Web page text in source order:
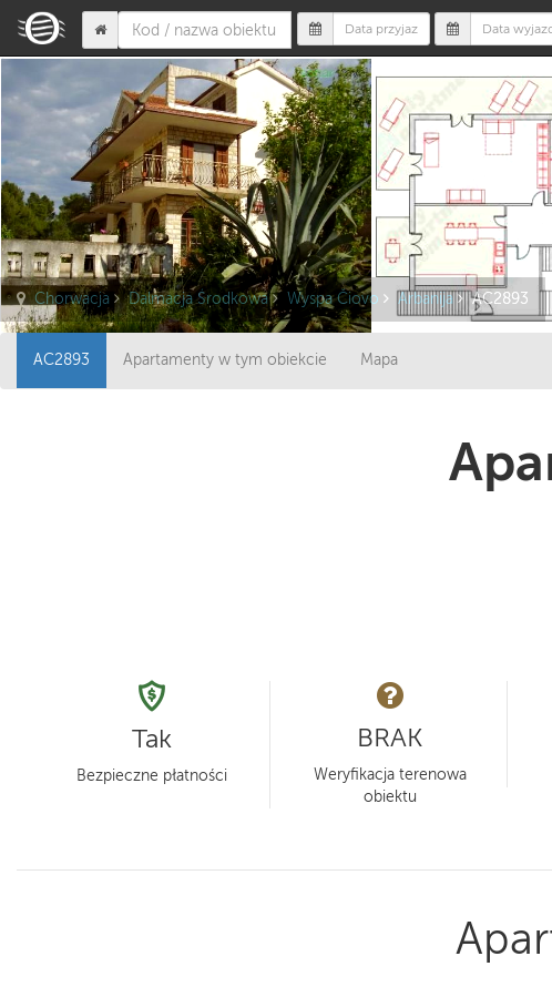
Chorwacja Dalmacja Środkowa Wyspa Čiovo Arbanija AC2893
AC2893 Apartamenty w tym obiekcie Mapa
Tak
Bezpieczne płatności
BRAK
Weryfikacja terenowa
obiektu